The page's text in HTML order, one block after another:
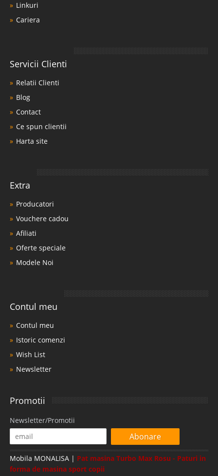
Linkuri
Cariera
Servicii Clienti
Relatii Clienti
Blog
Contact
Ce spun clientii
Harta site
Extra
Producatori
Vouchere cadou
Afiliati
Oferte speciale
Modele Noi
Contul meu
Contul meu
Istoric comenzi
Wish List
Newsletter
Promotii
Newsletter/Promotii
Abonare
Mobila MONALISA | Pat masina Turbo Max Rosu - Paturi in
forma de masina sport copii